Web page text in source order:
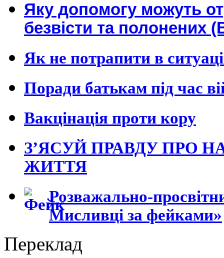
Яку допомогу можуть
безвісти та полонених
Як не потрапити в
Поради батькам під час
Вакцінація проти кору
З’ЯСУЙ ПРАВДУ ПРО
ЖИТТЯ
Розважально-
Мисливці за фейками»
Переклад